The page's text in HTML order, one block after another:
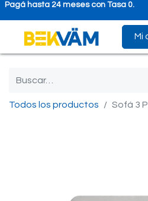
Pagá hasta 24 meses con Tasa 0.
Mi
Todos los productos Sofá 3